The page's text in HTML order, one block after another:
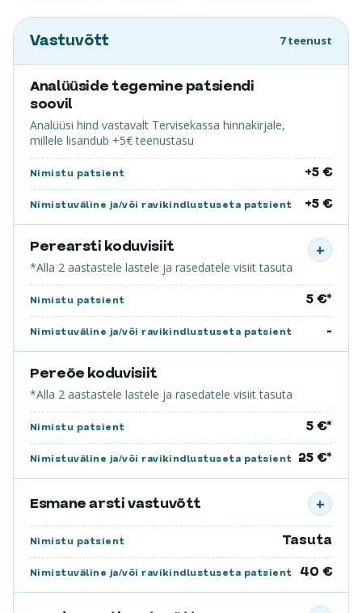
Vastuvõtt 7 teenust
Analüüside tegemine patsiendi
soovil
Analüüsi hind vastavalt Tervisekassa hinnakirjale,
millele lisandub +5€ teenustasu
Nimistu patsient +5 €
Nimistuväline ja/või ravikindlustuseta patsient +5 €
Perearsti koduvisiit
*Alla 2 aastastele lastele ja rasedatele visiit tasuta
Nimistu patsient 5 €*
Nimistuväline ja/või ravikindlustuseta patsient -
+
Pereõe koduvisiit
*Alla 2 aastastele lastele ja rasedatele visiit tasuta
Nimistu patsient 5 €*
Nimistuväline ja/või ravikindlustuseta patsient 25 €*
Esmane arsti vastuvõtt
Nimistu patsient Tasuta
Nimistuväline ja/või ravikindlustuseta patsient 40 €
+